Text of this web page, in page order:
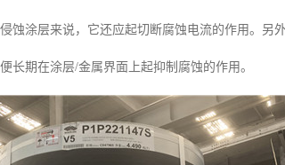
蚀涂层来说，它还应起切断腐蚀电流的作用。另
长期在涂层/金属界面上起抑制腐蚀的作用。